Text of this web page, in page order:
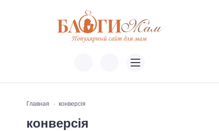
Главная конверсія
конверсія